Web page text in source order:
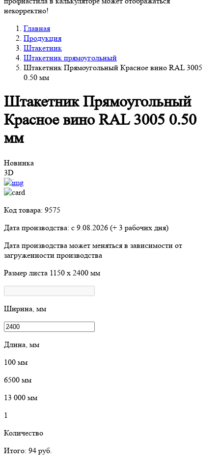
некорректно!
Главная
Продукция
Штакетник
Штакетник прямоугольный
Штакетник Прямоугольный Красное вино RAL 3005
0.50 мм
Штакетник Прямоугольный
Красное вино RAL 3005 0.50
мм
Новинка
3D
Код товара: 9575
Дата производства: с 9.08.2026 (+ 3 рабочих дня)
Дата производства может меняться в зависимости от
загруженности производства
Размер листа 1150 х 2400 мм
Ширина, мм
Длина, мм
100 мм
6500 мм
13 000 мм
1
Количество
Итого: 94 руб.